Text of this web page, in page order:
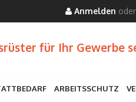
Anmelden oder
für Ihr Gewerbe
ARBEITSSCHUTZ